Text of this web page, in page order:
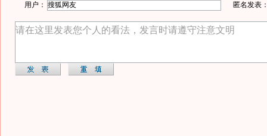
用户：
匿名发表